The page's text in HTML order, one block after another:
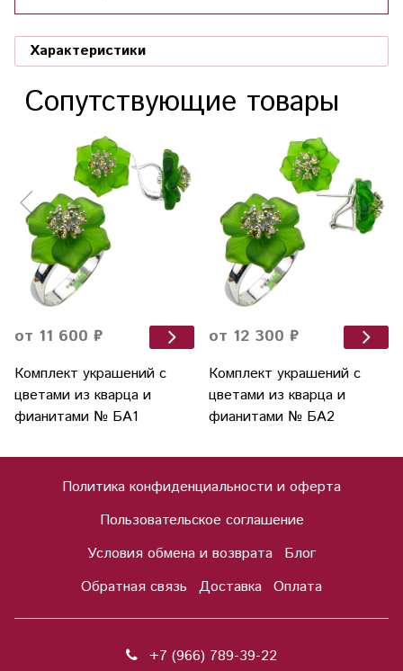
Характеристики
Сопутствующие товары
от 11 600 ₽
Комплект украшений с
цветами из кварца и
фианитами № БА1
от 12 300 ₽
Комплект украшений с
цветами из кварца и
фианитами № БА2
Политика конфиденциальности и оферта
Пользовательское соглашение
Условия обмена и возврата
Блог
Обратная связь
Доставка Оплата
+7 (966) 789-39-22